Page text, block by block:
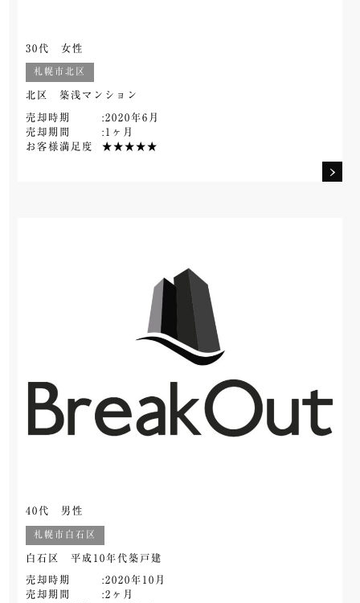
30代 女性
札幌市北区
北区 築浅マンション
売却時期
:2020年6月
売却期間
:1ヶ月
お客様満足度
★★★★★
40代 男性
札幌市白石区
白石区 平成10年代築戸建
売却時期
:2020年10月
売却期間
:2ヶ月